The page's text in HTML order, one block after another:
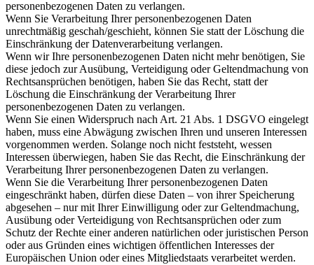
personenbezogenen Daten zu verlangen.
Wenn Sie Verarbeitung Ihrer personenbezogenen Daten
unrechtmäßig geschah/geschieht, können Sie statt der Löschung die
Einschränkung der Datenverarbeitung verlangen.
Wenn wir Ihre personenbezogenen Daten nicht mehr benötigen, Sie
diese jedoch zur Ausübung, Verteidigung oder Geltendmachung von
Rechtsansprüchen benötigen, haben Sie das Recht, statt der
Löschung die Einschränkung der Verarbeitung Ihrer
personenbezogenen Daten zu verlangen.
Wenn Sie einen Widerspruch nach Art. 21 Abs. 1 DSGVO eingelegt
haben, muss eine Abwägung zwischen Ihren und unseren Interessen
vorgenommen werden. Solange noch nicht feststeht, wessen
Interessen überwiegen, haben Sie das Recht, die Einschränkung der
Verarbeitung Ihrer personenbezogenen Daten zu verlangen.
Wenn Sie die Verarbeitung Ihrer personenbezogenen Daten
eingeschränkt haben, dürfen diese Daten – von ihrer Speicherung
abgesehen – nur mit Ihrer Einwilligung oder zur Geltendmachung,
Ausübung oder Verteidigung von Rechtsansprüchen oder zum
Schutz der Rechte einer anderen natürlichen oder juristischen Person
oder aus Gründen eines wichtigen öffentlichen Interesses der
Europäischen Union oder eines Mitgliedstaats verarbeitet werden.